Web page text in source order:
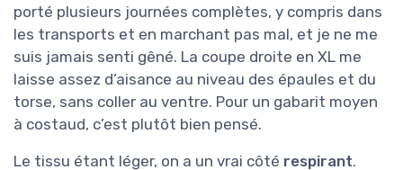
porté plusieurs journées complètes, y compris dans
les transports et en marchant pas mal, et je ne me
suis jamais senti gêné. La coupe droite en XL me
laisse assez d’aisance au niveau des épaules et du
torse, sans coller au ventre. Pour un gabarit moyen
à costaud, c’est plutôt bien pensé.
Le tissu étant léger, on a un vrai côté respirant.